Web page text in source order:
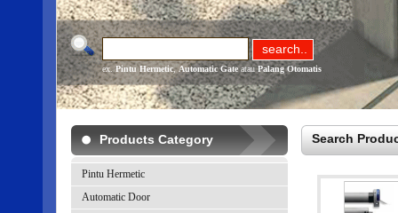
ex. Pintu Hermetic,Automatic GateatauPalang Otomatis
Products Category
Pintu Hermetic
Automatic Door
Search